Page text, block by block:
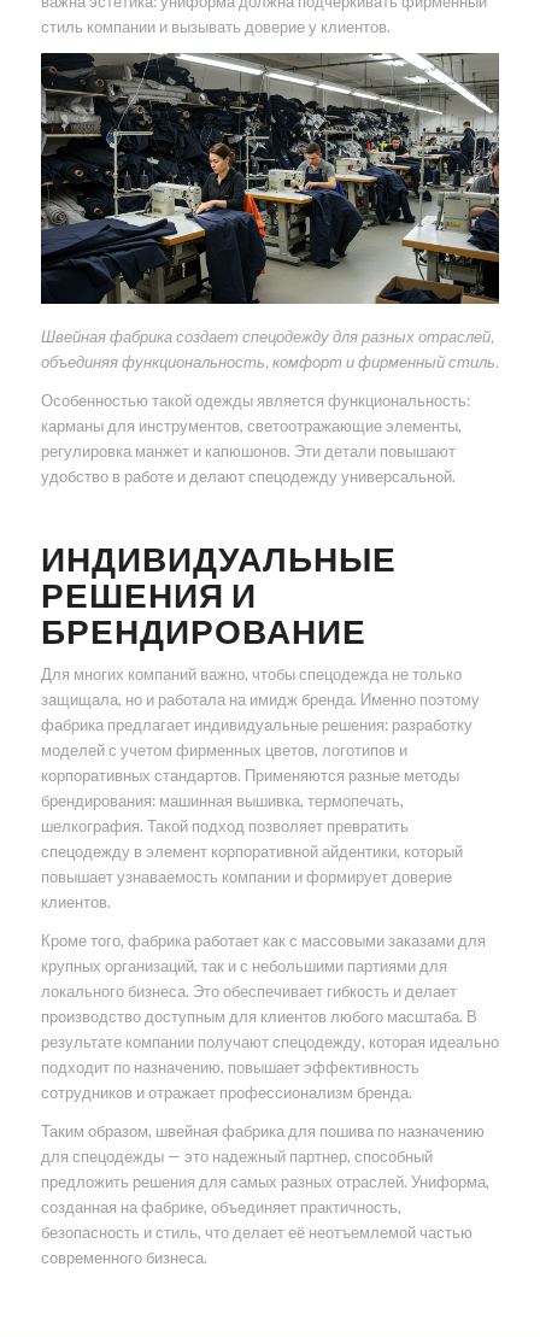
стиль компании и вызывать доверие у клиентов.
Швейная фабрика создает спецодежду для разных отраслей,
объединяя функциональность, комфорт и фирменный стиль.
Особенностью такой одежды является функциональность:
карманы для инструментов, светоотражающие элементы,
регулировка манжет и капюшонов. Эти детали повышают
удобство в работе и делают спецодежду универсальной.
ИНДИВИДУАЛЬНЫЕ
РЕШЕНИЯ И
БРЕНДИРОВАНИЕ
Для многих компаний важно, чтобы спецодежда не только
защищала, но и работала на имидж бренда. Именно поэтому
фабрика предлагает индивидуальные решения: разработку
моделей с учетом фирменных цветов, логотипов и
корпоративных стандартов. Применяются разные методы
брендирования: машинная вышивка, термопечать,
шелкография. Такой подход позволяет превратить
спецодежду в элемент корпоративной айдентики, который
повышает узнаваемость компании и формирует доверие
клиентов.
Кроме того, фабрика работает как с массовыми заказами для
крупных организаций, так и с небольшими партиями для
локального бизнеса. Это обеспечивает гибкость и делает
производство доступным для клиентов любого масштаба. В
результате компании получают спецодежду, которая идеально
подходит по назначению, повышает эффективность
сотрудников и отражает профессионализм бренда.
Таким образом, швейная фабрика для пошива по назначению
для спецодежды — это надежный партнер, способный
предложить решения для самых разных отраслей. Униформа,
созданная на фабрике, объединяет практичность,
безопасность и стиль, что делает её неотъемлемой частью
современного бизнеса.